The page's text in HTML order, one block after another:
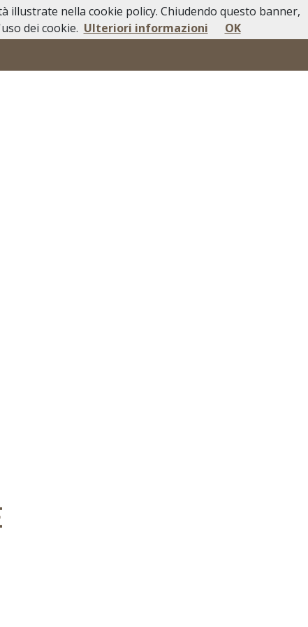
Pubblici In Caso di Decesso Contatti
nella cookie policy. Chiudendo questo banner,
dei cookie. Ulteriori informazioni OK